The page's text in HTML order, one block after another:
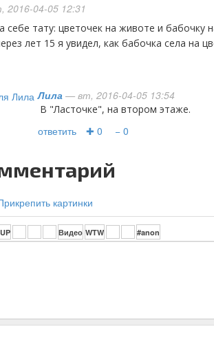
04-05 12:31
себе тату: цветочек на животе и бабочку
лет 15 я увидел, как бабочка села на
Лила — вт, 2016-04-05 13:54
В "Ласточке", на втором этаже.
ответить ✚ 0 − 0
картинки